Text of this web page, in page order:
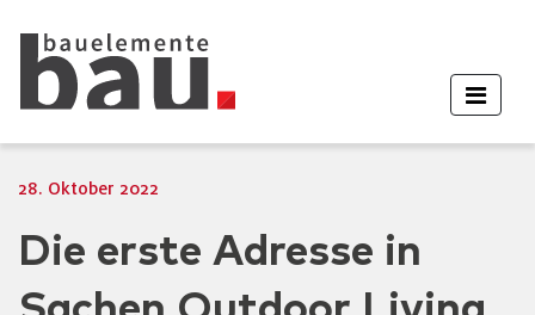
28. Oktober 2022
Die erste Adresse in